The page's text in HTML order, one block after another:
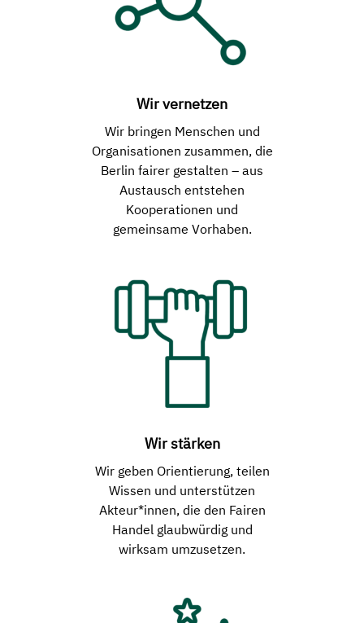
Wir vernetzen
Wir bringen Menschen und
Organisationen zusammen, die
Berlin fairer gestalten – aus
Austausch entstehen
Kooperationen und
gemeinsame Vorhaben.
Wir stärken
Wir geben Orientierung, teilen
Wissen und unterstützen
Akteur*innen, die den Fairen
Handel glaubwürdig und
wirksam umzusetzen.